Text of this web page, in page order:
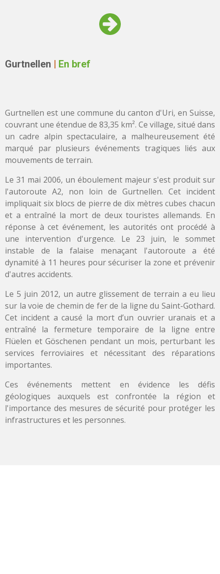
Gurtnellen En bref
Gurtnellen est une commune du canton d'Uri, en Suisse,
couvrant une étendue de 83,35 km². Ce village, situé dans
un cadre alpin spectaculaire, a malheureusement été
marqué par plusieurs événements tragiques liés aux
mouvements de terrain.
Le 31 mai 2006, un éboulement majeur s'est produit sur
l'autoroute A2, non loin de Gurtnellen. Cet incident
impliquait six blocs de pierre de dix mètres cubes chacun
et a entraîné la mort de deux touristes allemands. En
réponse à cet événement, les autorités ont procédé à
une intervention d'urgence. Le 23 juin, le sommet
instable de la falaise menaçant l'autoroute a été
dynamité à 11 heures pour sécuriser la zone et prévenir
d'autres accidents.
Le 5 juin 2012, un autre glissement de terrain a eu lieu
sur la voie de chemin de fer de la ligne du Saint-Gothard.
Cet incident a causé la mort d’un ouvrier uranais et a
entraîné la fermeture temporaire de la ligne entre
Flüelen et Göschenen pendant un mois, perturbant les
services ferroviaires et nécessitant des réparations
importantes.
Ces événements mettent en évidence les défis
géologiques auxquels est confrontée la région et
l'importance des mesures de sécurité pour protéger les
infrastructures et les personnes.